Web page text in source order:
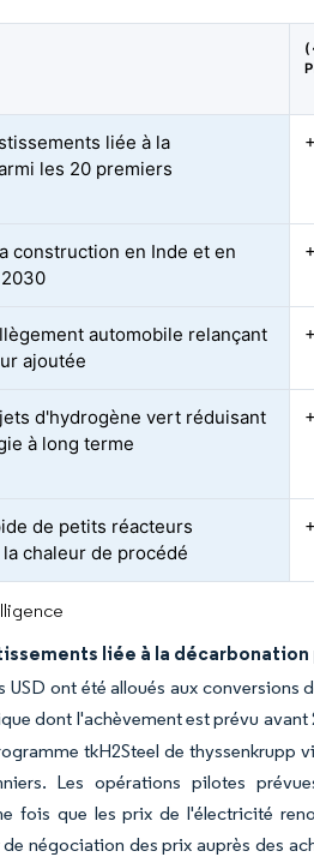
liée à la
les 20 premiers
construction en Inde et en
automobile relançant
ajoutée
d'hydrogène vert réduisant
à long terme
de petits réacteurs
chaleur de procédé
liée à la
USD ont été alloués aux
dont l'achèvement est prévu avant
tkH2Steel de thyssenkrupp
Les opérations pilotes
fois que les prix de l'électricité
négociation des prix auprès des